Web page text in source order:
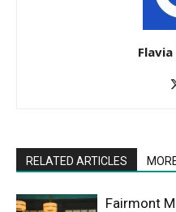
Flavia
RELATED ARTICLES
Fairmont